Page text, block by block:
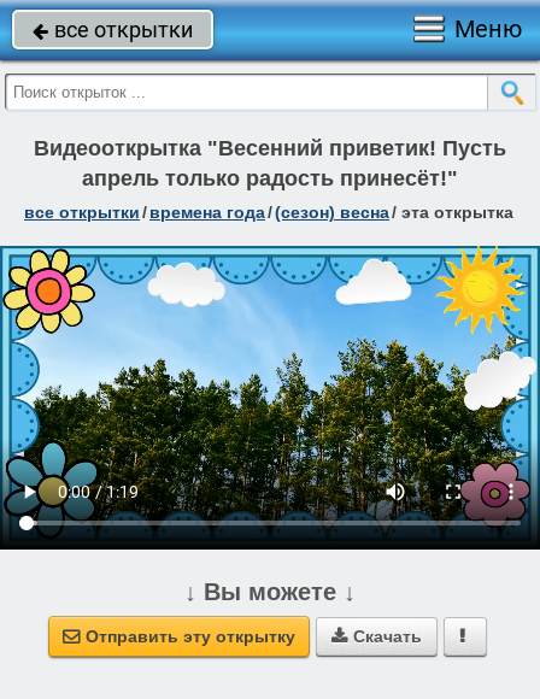
 все открытки Меню
Видеооткрытка "Весенний приветик! Пусть
апрель только радость принесёт!"
все открытки/времена года/(сезон) весна/ эта открытка
↓ Вы можете ↓
 Отправить эту открытку  Скачать 